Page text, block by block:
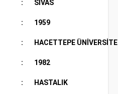
: SİVAS
: 1959
: HACETTEPE
: 1982
: HASTALIK